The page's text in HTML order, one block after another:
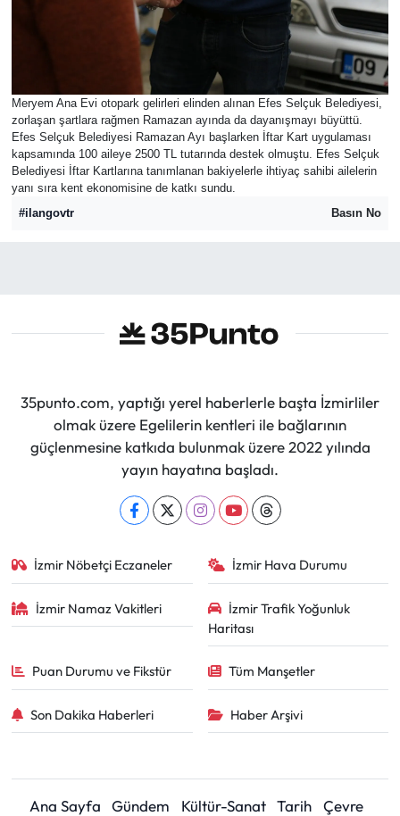
Meryem Ana Evi otopark gelirleri elinden alınan Efes Selçuk Belediyesi,
zorlaşan şartlara rağmen Ramazan ayında da dayanışmayı büyüttü.
Efes Selçuk Belediyesi Ramazan Ayı başlarken İftar Kart uygulaması
kapsamında 100 aileye 2500 TL tutarında destek olmuştu. Efes Selçuk
Belediyesi İftar Kartlarına tanımlanan bakiyelerle ihtiyaç sahibi ailelerin
yanı sıra kent ekonomisine de katkı sundu.
#ilangovtr
Basın No
35punto.com, yaptığı yerel haberlerle başta İzmirliler
olmak üzere Egelilerin kentleri ile bağlarının
güçlenmesine katkıda bulunmak üzere 2022 yılında
yayın hayatına başladı.
İzmir Nöbetçi Eczaneler İzmir Hava Durumu
İzmir Namaz Vakitleri
İzmir Trafik Yoğunluk
Haritası
Puan Durumu ve Fikstür Tüm Manşetler
Son Dakika Haberleri Haber Arşivi
Ana Sayfa Gündem Kültür-Sanat Tarih
Çevre